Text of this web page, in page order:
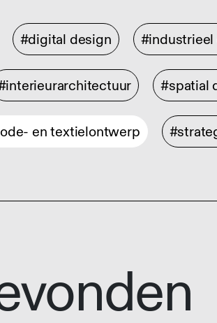
#digital design
#spatial
en textielontwerp